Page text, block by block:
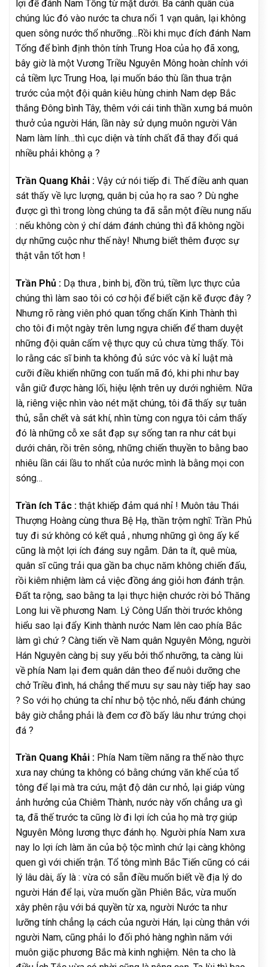
lợi để đánh Nam Tống từ mặt dưới. Ba cánh quân của
chúng lúc đó vào nước ta chưa nổi 1 vạn quân, lại không
quen sông nước thổ nhưỡng…Rồi khi mục đích đánh Nam
Tống để bình định thôn tính Trung Hoa của họ đã xong,
bây giờ là một Vương Triều Nguyên Mông hoàn chỉnh với
cả tiềm lực Trung Hoa, lại muốn báo thù lần thua trận
trước của một đội quân kiêu hùng chinh Nam dẹp Bắc
thắng Đông bình Tây, thêm với cái tinh thần xưng bá muôn
thưở của người Hán, lần này sử dụng muôn người Vân
Nam làm lính…thì cục diện và tính chất đã thay đổi quá
nhiều phải không ạ ?
Trần Quang Khải : Vậy cứ nói tiếp đi. Thế điều anh quan
sát thấy về lực lượng, quân bị của họ ra sao ? Dù nghe
được gì thì trong lòng chúng ta đã sẵn một điều nung nấu
: nếu không còn ý chí dám đánh chúng thì đã không ngồi
dự những cuộc như thế này! Nhưng biết thêm được sự
thật vẫn tốt hơn !
Trần Phủ : Dạ thưa , binh bị, đồn trú, tiềm lực thực của
chúng thì làm sao tôi có cơ hội để biết cặn kẽ được đây ?
Nhưng rõ ràng viên phó quan tổng chấn Kinh Thành thì
cho tôi đi một ngày trên lưng ngựa chiến để tham duyệt
những đội quân cấm vệ thực quy củ chưa từng thấy. Tôi
lo rằng các sĩ binh ta không đủ sức vóc và kỉ luật mà
cưỡi điều khiển những con tuấn mã đó, khi phi như bay
vẫn giữ được hàng lối, hiệu lệnh trên uy dưới nghiêm. Nữa
là, riêng việc nhìn vào nét mặt chúng, tôi đã thấy sự tuân
thủ, sẵn chết và sát khí, nhìn từng con ngựa tôi cảm thấy
đó là những cỗ xe sắt đạp sự sống tan ra như cát bụi
dưới chân, rồi trên sông, những chiến thuyền to bằng bao
nhiêu lần cái lầu to nhất của nước mình là bằng mọi con
sóng…
Trần ích Tắc : thật khiếp đảm quá nhỉ ! Muôn tâu Thái
Thượng Hoàng cùng thưa Bệ Hạ, thần trộm nghĩ: Trần Phủ
tuy đi sứ không có kết quả , nhưng những gì ông ấy kể
cũng là một lợi ích đáng suy ngẫm. Dân ta ít, quê mùa,
quân sĩ cũng trải qua gần ba chục năm không chiến đấu,
rồi kiêm nhiệm làm cả việc đồng áng giỏi hơn đánh trận.
Đất ta rộng, sao bằng ta lại thực hiện chước rời bỏ Thăng
Long lui về phương Nam. Lý Công Uẩn thời trước không
hiểu sao lại đẩy Kinh thành nước Nam lên cao phía Bắc
làm gì chứ ? Càng tiến về Nam quân Nguyên Mông, người
Hán Nguyên càng bị suy yếu bởi thổ nhưỡng, ta càng lùi
về phía Nam lại đem quân dân theo để nuôi dưỡng che
chở Triều đình, há chẳng thể mưu sự sau này tiếp hay sao
? So với họ chúng ta chỉ như bộ tộc nhỏ, nếu đánh chúng
bây giờ chẳng phải là đem cơ đồ bấy lâu như trứng chọi
đá ?
Trần Quang Khải : Phía Nam tiềm năng ra thế nào thực
xưa nay chúng ta không có bằng chứng văn khế của tổ
tông để lại mà tra cứu, mật độ dân cư nhỏ, lại giáp vùng
ảnh hưởng của Chiêm Thành, nước này vốn chẳng ưa gì
ta, đã thế trước ta cũng lờ đi lợi ích của họ mà trợ giúp
Nguyên Mông lương thực đánh họ. Người phía Nam xưa
nay lo lợi ích làm ăn của bộ tộc mình chứ lại càng không
quen gì với chiến trận. Tổ tông mình Bắc Tiến cũng có cái
lý lâu dài, ấy là : vừa có sẵn điều muốn biết về địa lý do
người Hán để lại, vừa muốn gần Phiên Bắc, vừa muốn
xây phên rậu với bá quyền từ xa, người Nước ta như
lưỡng tính chẳng lạ cách của người Hán, lại cùng thân với
người Nam, cũng phải lo đối phó hàng nghìn năm với
muôn giặc phương Bắc mà kinh nghiệm. Nên ta cho là